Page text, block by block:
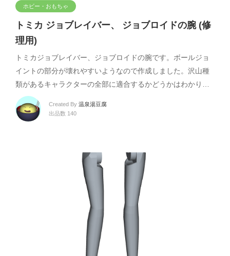
ホビー・おもちゃ
トミカ ジョブレイバー、 ジョブロイドの腕 (修
理用)
トミカジョブレイバー、ジョブロイドの腕です。ボールジョ
イントの部分が壊れやすいようなので作成しました。沢山種
類があるキャラクターの全部に適合するかどうかはわかり…
Created By 温泉湯豆腐
出品数 140